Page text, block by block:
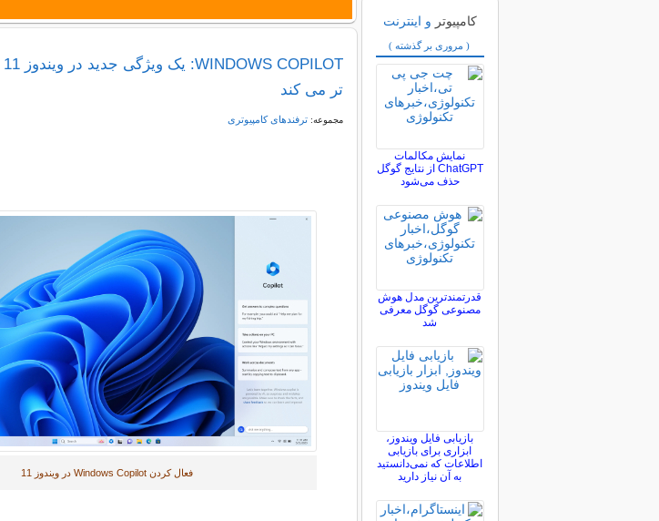
تر می کند
مجموعه:ترفندهای کامپیوتری
فعال کردن Windows Copilot در ویندوز 11
کامپیوتر و اینترنت
( مروری بر گذشته )
نمایش مکالمات
ChatGPT از نتایج گوگل
حذف می‌شود
قدرتمندترین مدل هوش
مصنوعی گوگل معرفی
شد
بازیابی فایل ویندوز،
ابزاری برای بازیابی
اطلاعات که نمی‌دانستید
به آن نیاز دارید